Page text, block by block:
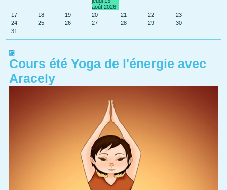
août 2026
17 18 19 20 21 22
23
24
25 26 27 28 29
30
31
Cours été Yoga de l'énergie avec
Aracely